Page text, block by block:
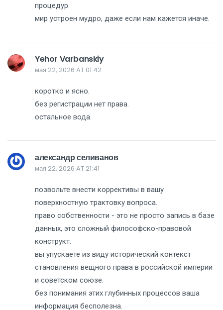
процедур.
мир устроен мудро, даже если нам кажется иначе.
Yehor Varbanskiy
мая 22, 2026 AT 01:42
коротко и ясно.
без регистрации нет права.
остальное вода.
александр селиванов
мая 22, 2026 AT 21:41
позвольте внести коррективы в вашу
поверхностную трактовку вопроса.
право собственности - это не просто запись в базе
данных, это сложный философско-правовой
конструкт.
вы упускаете из виду исторический контекст
становления вещного права в российской империи
и советском союзе.
без понимания этих глубинных процессов ваша
информация бесполезна.